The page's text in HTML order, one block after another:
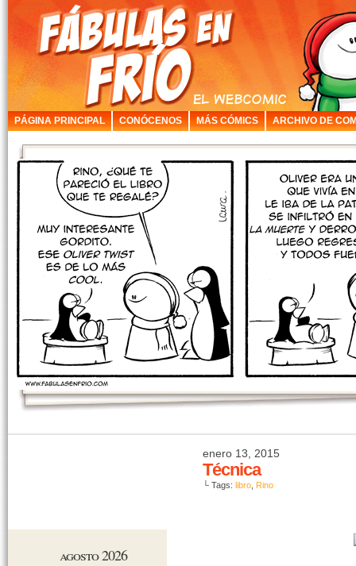
PÁGINA PRINCIPAL CONÓCENOS MÁS CÓMICS ARCHIVO DE
enero 13, 2015
Técnica
└ Tags: libro Rino
agosto 2026